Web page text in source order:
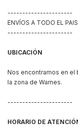
----------------------
ENVÍOS A TODO EL PAIS
----------------------
UBICACIÓN
Nos encontramos en el
la zona de Warnes.
----------------------
HORARIO DE